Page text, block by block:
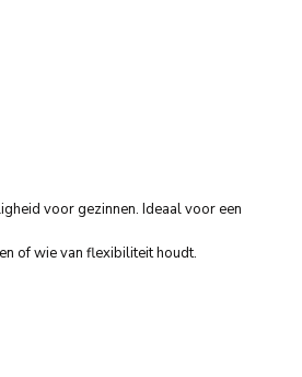
voor gezinnen. Ideaal voor een
of wie van flexibiliteit houdt.